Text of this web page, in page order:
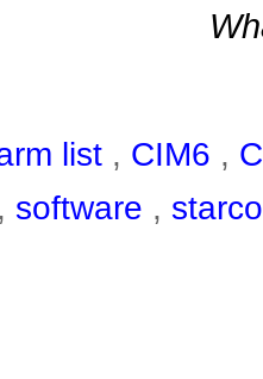
list , CIM6 ,
, software ,